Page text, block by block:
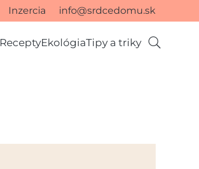
Inzercia info@srdcedomu.sk
ReceptyEkológiaTipy a triky